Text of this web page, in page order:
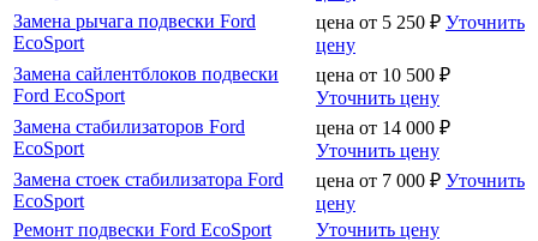
Замена рычага подвески Ford
EcoSport
цена от 5 250 ₽ Уточнить
цену
Замена сайлентблоков подвески
Ford EcoSport
цена от 10 500 ₽
Уточнить цену
Замена стабилизаторов Ford
EcoSport
цена от 14 000 ₽
Уточнить цену
Замена стоек стабилизатора Ford
EcoSport
цена от 7 000 ₽ Уточнить
цену
Ремонт подвески Ford EcoSport
Уточнить цену